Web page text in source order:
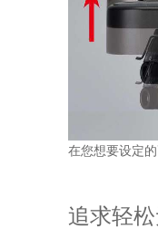
在您想要设定
追求轻